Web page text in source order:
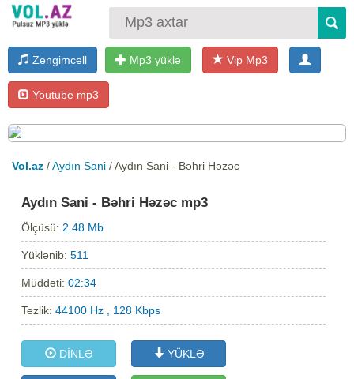
Zengimcell Mp3 yüklə Vip Mp3
Youtube mp3
Vol.az /Aydın Sani / Aydın Sani - Bəhri Həzəc
Aydın Sani - Bəhri Həzəc mp3
Ölçüsü: 2.48 Mb
Yüklənib:511
Müddəti:02:34
Tezlik:44100 Hz , 128 Kbps
DİNLƏ YÜKLƏ